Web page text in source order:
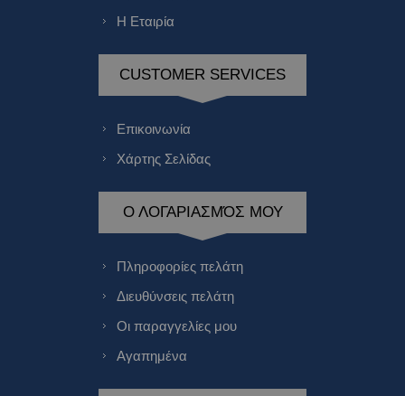
Η Εταιρία
CUSTOMER SERVICES
Επικοινωνία
Χάρτης Σελίδας
Ο ΛΟΓΑΡΙΑΣΜΌΣ ΜΟΥ
Πληροφορίες πελάτη
Διευθύνσεις πελάτη
Οι παραγγελίες μου
Αγαπημένα